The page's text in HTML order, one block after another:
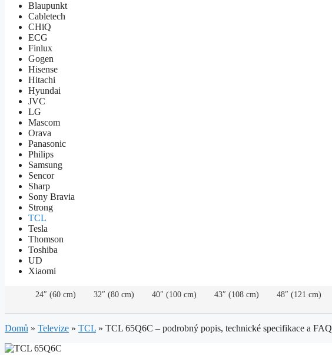
Blaupunkt
Cabletech
CHiQ
ECG
Finlux
Gogen
Hisense
Hitachi
Hyundai
JVC
LG
Mascom
Orava
Panasonic
Philips
Samsung
Sencor
Sharp
Sony Bravia
Strong
TCL
Tesla
Thomson
Toshiba
UD
Xiaomi
24″ (60 cm) 32″ (80 cm) 40″ (100 cm) 43″ (108 cm) 48″ (121 cm)
Domů » Televize » TCL » TCL 65Q6C – podrobný popis, technické specifikace a FAQ